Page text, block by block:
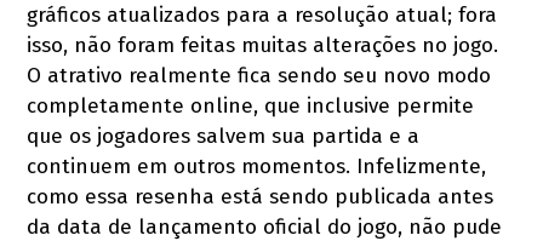
gráficos atualizados para a resolução atual; fora
isso, não foram feitas muitas alterações no jogo.
O atrativo realmente fica sendo seu novo modo
completamente online, que inclusive permite
que os jogadores salvem sua partida e a
continuem em outros momentos. Infelizmente,
como essa resenha está sendo publicada antes
da data de lançamento oficial do jogo, não pude